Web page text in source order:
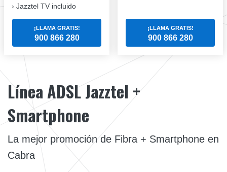
Jazztel TV incluido
¡LLAMA GRATIS!
900 866 280
¡LLAMA GRATIS!
900 866 280
Línea ADSL Jazztel +
Smartphone
La mejor promoción de Fibra + Smartphone en
Cabra